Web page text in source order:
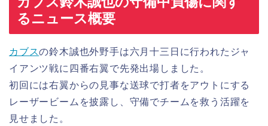
るニュース概要
カブスの鈴木誠也外野手は六月十三日に行われたジャ
イアンツ戦に四番右翼で先発出場しました。
初回には右翼からの見事な送球で打者をアウトにする
レーザービームを披露し、守備でチームを救う活躍を
見せました。